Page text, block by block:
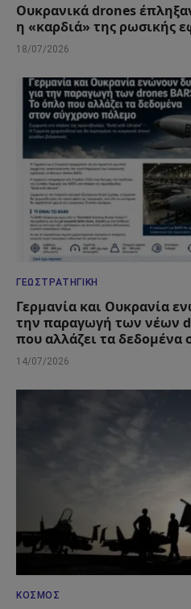
Ουκρανικά drones
η «καρδιά» της ρωσικής
18/07/2026
ΓΕΩΣΤΡΑΤΗΓΙΚΉ
Γερμανία και Ουκρανία
την παραγωγή των νέων
που αλλάζει τα δεδομένα
14/07/2026
ΚΌΣΜΟΣ